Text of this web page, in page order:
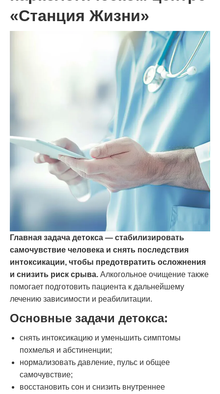
«Станция Жизни»
Главная задача детокса — стабилизировать
самочувствие человека и снять последствия
интоксикации, чтобы предотвратить осложнения
и снизить риск срыва. Алкогольное очищение также
помогает подготовить пациента к дальнейшему
лечению зависимости и реабилитации.
Основные задачи детокса:
снять интоксикацию и уменьшить симптомы
похмелья и абстиненции;
нормализовать давление, пульс и общее
самочувствие;
восстановить сон и снизить внутреннее